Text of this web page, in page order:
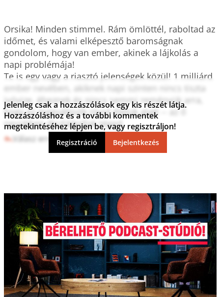
Orsika! Minden stimmel. Rám ömlöttél, raboltad az
időmet, és valami elképesztő baromságnak
gondolom, hogy van ember, akinek a lájkolás a
napi problémája!
Te is egy vagy a riasztó jelenségek közül! 1 milliárd
ember nevében, akiknek napi szinten nincs tiszta
ivóvize, éheznek és nincs semmi reményük arra,
hogy ez megváltozik rövid életük alatt -- az ő
nevükben diszlájkollak téged.
Válasz erre 6 0
Jelenleg csak a hozzászólások egy kis részét látja.
Hozzászóláshoz és a további kommentek
megtekintéséhez lépjen be, vagy regisztráljon!
Regisztráció Bejelentkezés